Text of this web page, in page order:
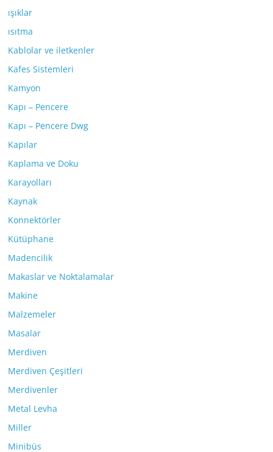
ışıklar
ısıtma
Kablolar ve iletkenler
Kafes Sistemleri
Kamyon
Kapı – Pencere
Kapı – Pencere Dwg
Kapılar
Kaplama ve Doku
Karayolları
Kaynak
Konnektörler
Kütüphane
Madencilik
Makaslar ve Noktalamalar
Makine
Malzemeler
Masalar
Merdiven
Merdiven Çeşitleri
Merdivenler
Metal Levha
Miller
Minibüs